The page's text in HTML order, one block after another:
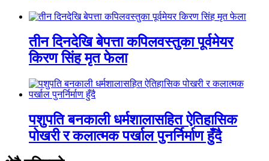
तीन दिनदेखि बेपत्ता कपिलवस्तुका पूर्वमेयर
किरण सिंह मृत फेला
पशुपति बनकाली धर्मशालासहित ऐतिहासिक
पोखरी र कलात्मक पर्खाल पुनर्निर्माण हुँदै